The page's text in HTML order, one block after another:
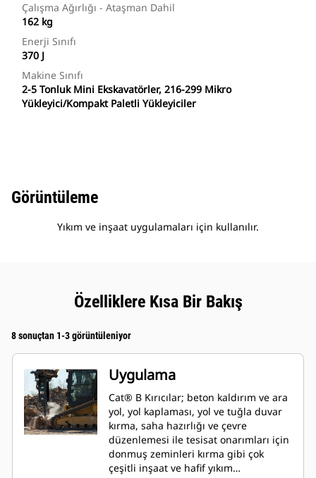
Çalışma Ağırlığı - Ataşman Dahil
162 kg
Enerji Sınıfı
370 J
Makine Sınıfı
2-5 Tonluk Mini Ekskavatörler, 216-299 Mikro
Yükleyici/Kompakt Paletli Yükleyiciler
Görüntüleme
Yıkım ve inşaat uygulamaları için kullanılır.
Özelliklere Kısa Bir Bakış
8 sonuçtan 1-3 görüntüleniyor
Uygulama
Cat® B Kırıcılar; beton kaldırım ve ara
yol, yol kaplaması, yol ve tuğla duvar
kırma, saha hazırlığı ve çevre
düzenlemesi ile tesisat onarımları için
donmuş zeminleri kırma gibi çok
çeşitli inşaat ve hafif yıkım